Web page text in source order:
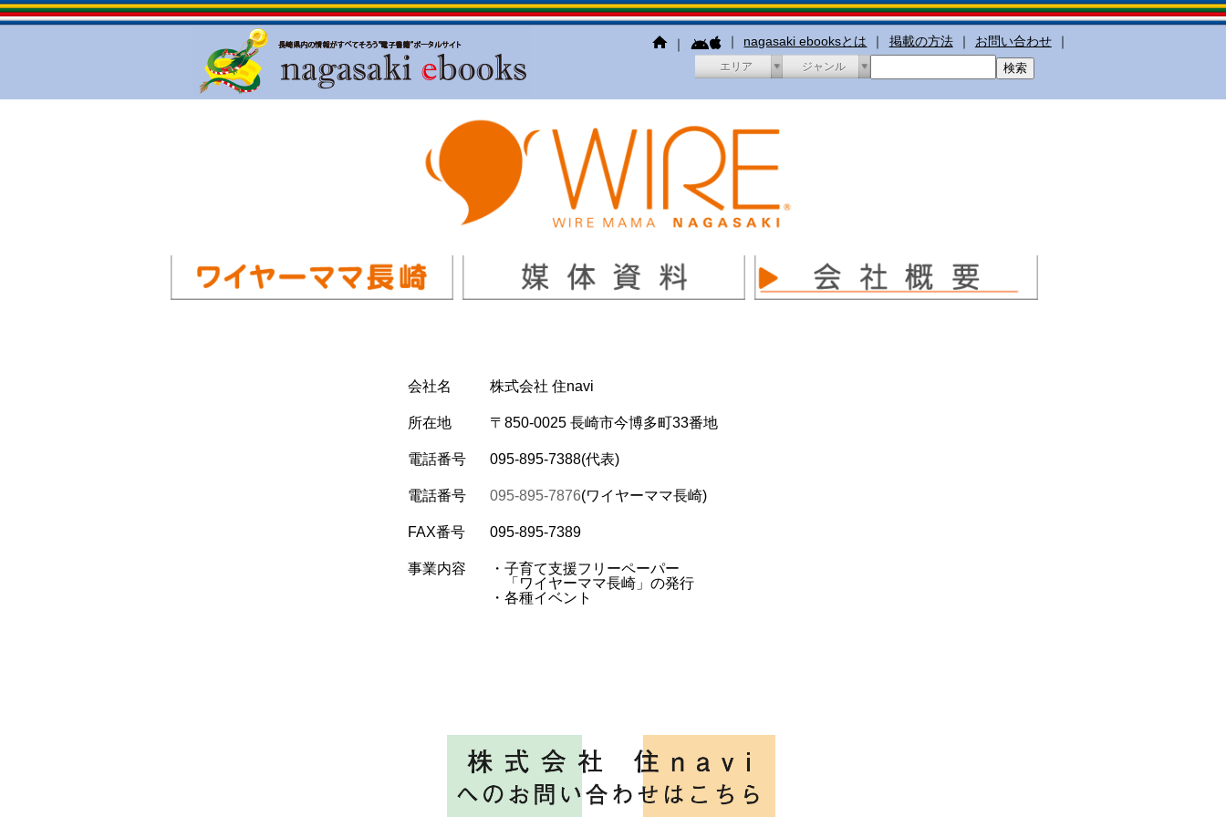
｜ ｜ nagasaki ebooksとは ｜ 掲載の方法 ｜ お問い合わせ ｜
エリア ジャンル
会社名 株式会社 住navi
所在地 〒850-0025 長崎市今博多町33番地
電話番号 095-895-7388(代表)
電話番号 095-895-7876(ワイヤーママ長崎)
FAX番号 095-895-7389
事業内容
・子育て支援フリーペーパー
「ワイヤーママ長崎」の発行
・各種イベント